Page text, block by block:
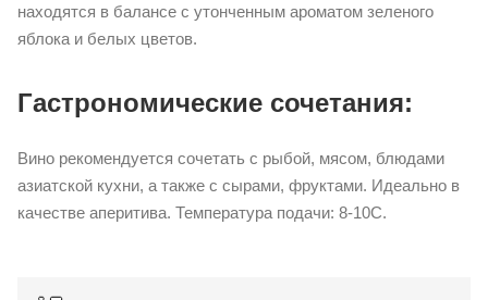
находятся в балансе с утонченным ароматом зеленого
яблока и белых цветов.
Гастрономические сочетания:
Вино рекомендуется сочетать с рыбой, мясом, блюдами
азиатской кухни, а также с сырами, фруктами. Идеально в
качестве аперитива. Температура подачи: 8-10С.